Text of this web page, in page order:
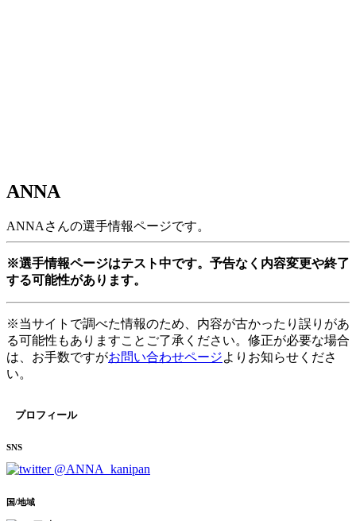
ANNA
ANNAさんの選手情報ページです。
※選手情報ページはテスト中です。予告なく内容変更や終了
する可能性があります。
※当サイトで調べた情報のため、内容が古かったり誤りがあ
る可能性もありますことご了承ください。修正が必要な場合
は、お手数ですがお問い合わせページよりお知らせくださ
い。
プロフィール
SNS
@ANNA_kanipan
国/地域